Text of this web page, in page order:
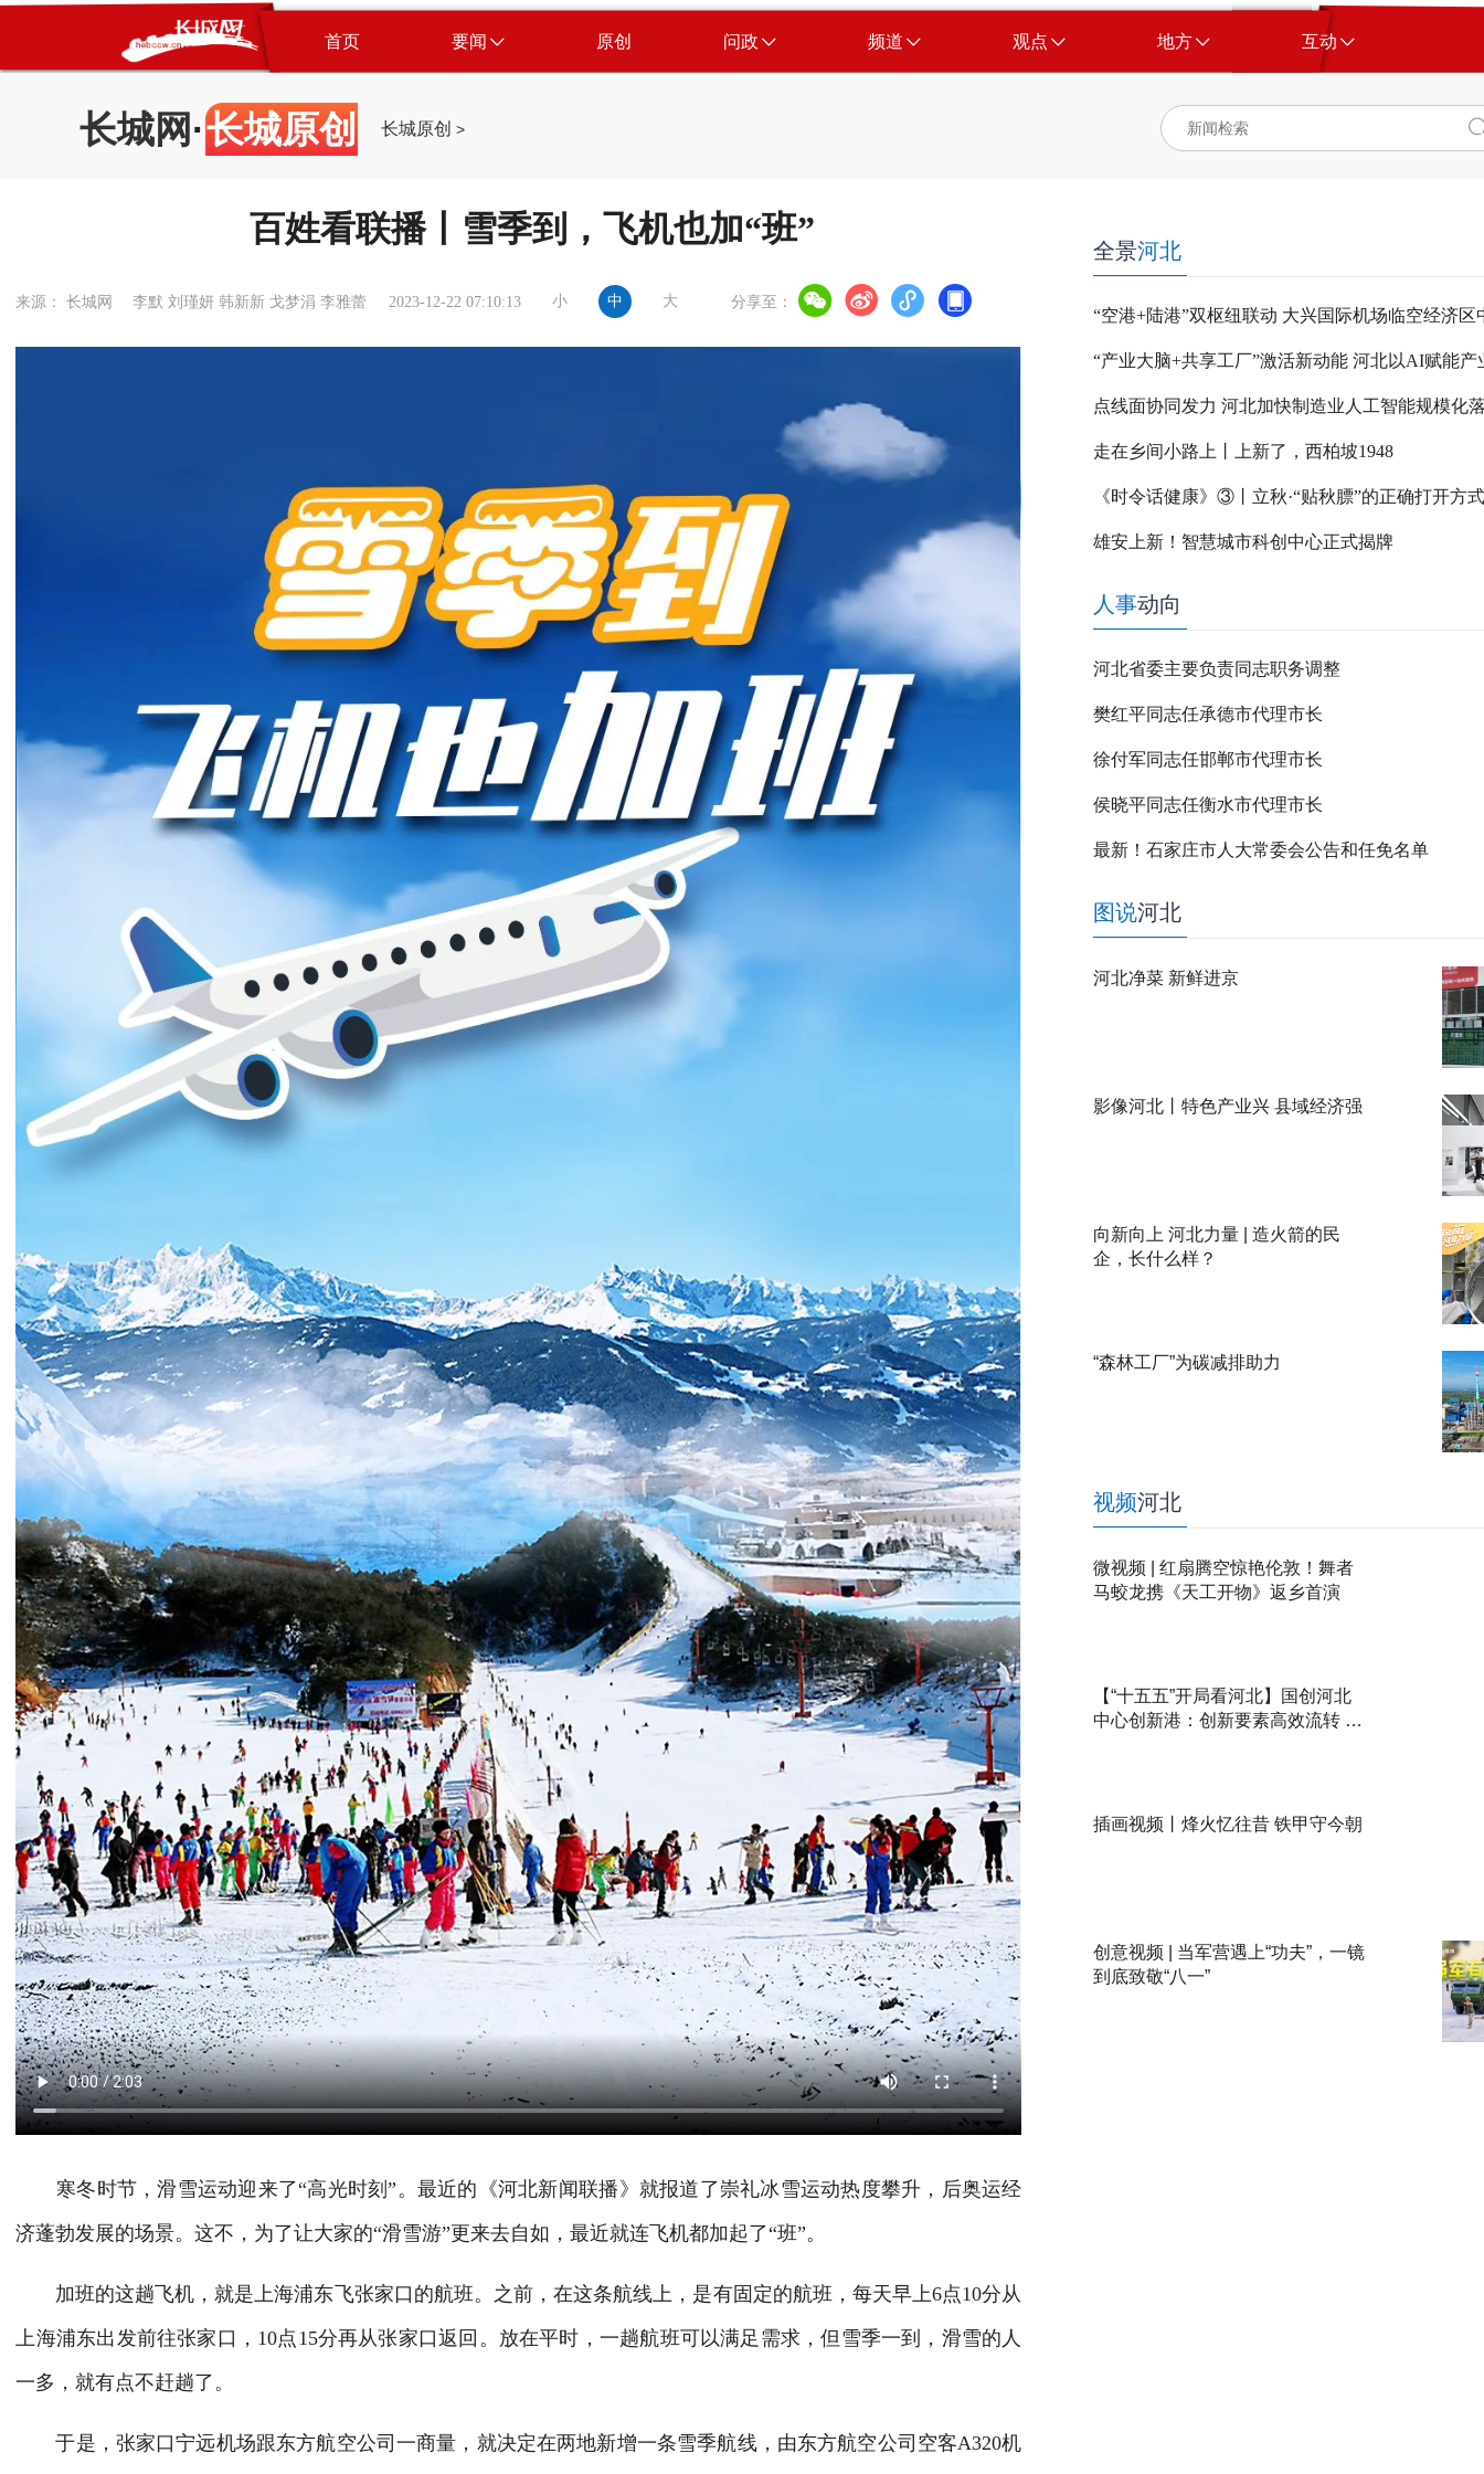
首页 要闻 原创 问政 频道 观点 地方 互动
长城网 ·长城原创 长城原创 >
百姓看联播丨雪季到，飞机也加“班”
来源： 长城网 李默 刘瑾妍 韩新新 戈梦涓 李雅蕾 2023-12-22 07:10:13 小 中 大 分享至：
寒冬时节，滑雪运动迎来了“高光时刻”。最近的《河北新闻联播》就报道了崇礼冰雪运动热度攀升，后奥运经
济蓬勃发展的场景。这不，为了让大家的“滑雪游”更来去自如，最近就连飞机都加起了“班”。
加班的这趟飞机，就是上海浦东飞张家口的航班。之前，在这条航线上，是有固定的航班，每天早上6点10分从
上海浦东出发前往张家口，10点15分再从张家口返回。放在平时，一趟航班可以满足需求，但雪季一到，滑雪的人
一多，就有点不赶趟了。
于是，张家口宁远机场跟东方航空公司一商量，就决定在两地新增一条雪季航线，由东方航空公司空客A320机
全景河北
点线面协同发力 河北加快制造业人工智能规模化
走在乡间小路上丨上新了，西柏坡1948
《时令话健康》③丨立秋·“贴秋膘”的正确打开方式
雄安上新！智慧城市科创中心正式揭牌
人事动向
河北省委主要负责同志职务调整
樊红平同志任承德市代理市长
徐付军同志任邯郸市代理市长
侯晓平同志任衡水市代理市长
最新！石家庄市人大常委会公告和任免名单
图说河北
河北净菜 新鲜进京
影像河北丨特色产业兴 县域经济强
向新向上 河北力量 | 造火箭的民
企，长什么样？
“森林工厂”为碳减排助力
视频河北
微视频 | 红扇腾空惊艳伦敦！舞者
马蛟龙携《天工开物》返乡首演
【“十五五”开局看河北】国创河北
中心创新港：创新要素高效流转 京
插画视频丨烽火忆往昔 铁甲守今朝
创意视频 | 当军营遇上“功夫”，一镜
到底致敬“八一”